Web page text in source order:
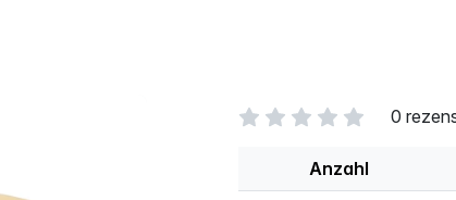
0
Anzahl